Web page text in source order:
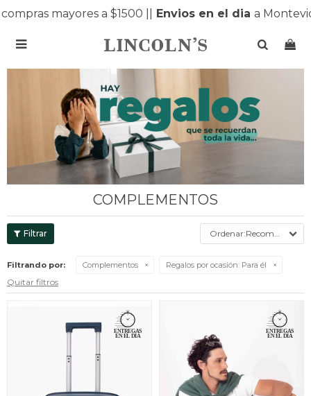
mayores a $1500 ||Envios en el diaa Montevideo

COMPLEMENTOS
Recomendados
Filtrando por: Complementos Regalos por ocasión: Para él
Quitar filtros